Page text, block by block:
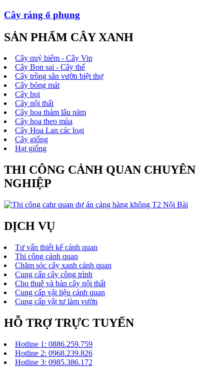
Cây ráng ổ phụng
SẢN PHẨM CÂY XANH
Cây quý hiếm - Cây Vip
Cây Bon sai - Cây thế
Cây trồng sân vườn biệt thự
Cây bóng mát
Cây bụi
Cây nội thất
Cây hoa thảm lâu năm
Cây hoa theo mùa
Cây Hoa Lan các loại
Cây giống
Hạt giống
THI CÔNG CẢNH QUAN CHUYÊN
NGHIỆP
DỊCH VỤ
Tư vấn thiết kế cảnh quan
Thi công cảnh quan
Chăm sóc cây xanh cảnh quan
Cung cấp cây công trình
Cho thuê và bán cây nội thất
Cung cấp vật liệu cảnh quan
Cung cấp vật tư làm vườn
HỖ TRỢ TRỰC TUYẾN
Hotline 1: 0886.259.759
Hotline 2: 0968.239.826
Hotline 3: 0985.386.172